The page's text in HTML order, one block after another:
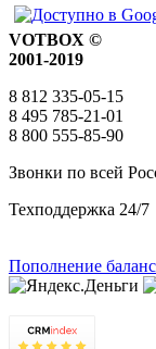
VOTBOX ©
2001-2019
8 812 335-05-15
8 495 785-21-01
8 800 555-85-90
Звонки по всей
Техподдержка 24/7
Пополнение